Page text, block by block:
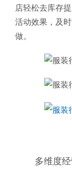
店轻松去库存
活动效果，及
做。
多维度